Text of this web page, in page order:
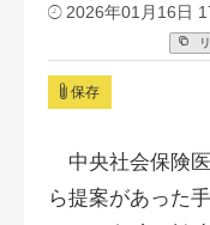
2026年01月16日
保存
中央社会保険
ら提案があった